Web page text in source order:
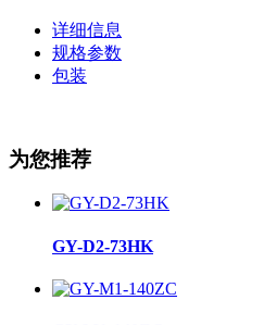
详细信息
规格参数
包装
为您推荐
GY-D2-73HK